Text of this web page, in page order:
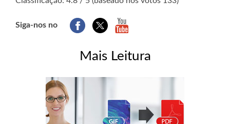
Siga-nos no
Mais Leitura